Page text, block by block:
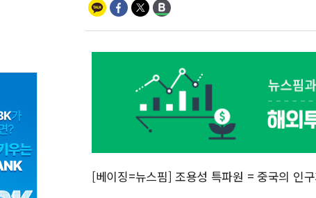
[베이징=뉴스핌] 조용성 특파원 = 중국의 인